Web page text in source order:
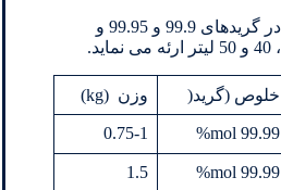
سپهر گاز گاویان گاز اتان را در گریدهای 99.9 و 99.95 و
خلوص (گرید( وزن (kg)
99.99 mol%
0.75-1
99.99 mol%
1.5